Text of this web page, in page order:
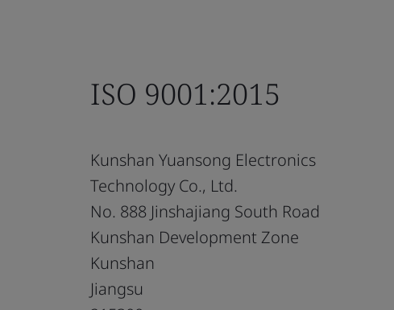
ISO 9001:2015
Kunshan Yuansong Electronics
Technology Co., Ltd.
No. 888 Jinshajiang South Road
Kunshan Development Zone
Kunshan
Jiangsu